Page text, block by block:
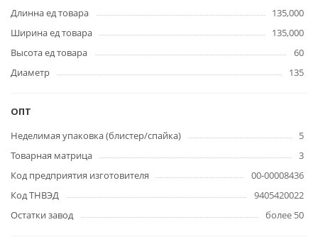
Длинна ед товара
135,000
Ширина ед товара
135,000
Высота ед товара
60
Диаметр
135
ОПТ
Неделимая упаковка (блистер/спайка)
5
Товарная матрица
3
Код предприятия изготовителя
00-00008436
Код ТНВЭД
9405420022
Остатки завод
более 50